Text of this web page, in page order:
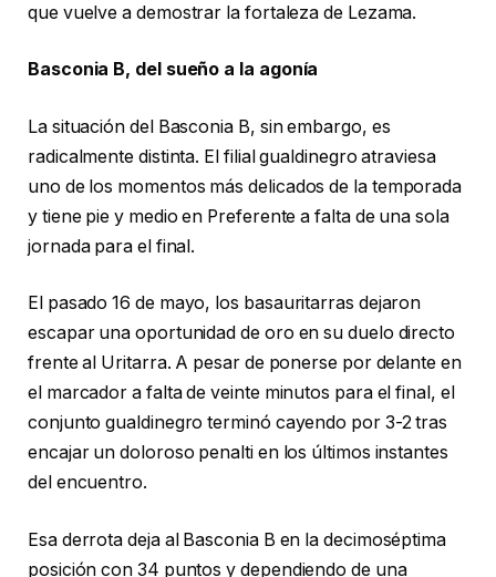
que vuelve a demostrar la fortaleza de Lezama.
Basconia B, del sueño a la agonía
La situación del Basconia B, sin embargo, es
radicalmente distinta. El filial gualdinegro atraviesa
uno de los momentos más delicados de la temporada
y tiene pie y medio en Preferente a falta de una sola
jornada para el final.
El pasado 16 de mayo, los basauritarras dejaron
escapar una oportunidad de oro en su duelo directo
frente al Uritarra. A pesar de ponerse por delante en
el marcador a falta de veinte minutos para el final, el
conjunto gualdinegro terminó cayendo por 3-2 tras
encajar un doloroso penalti en los últimos instantes
del encuentro.
Esa derrota deja al Basconia B en la decimoséptima
posición con 34 puntos y dependiendo de una